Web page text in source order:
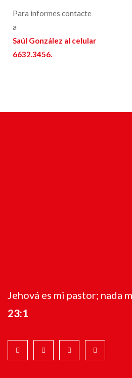
Para informes contacte
a
Saúl González al celular
6632.3456.
Jehová es mi pastor; nada
23:1